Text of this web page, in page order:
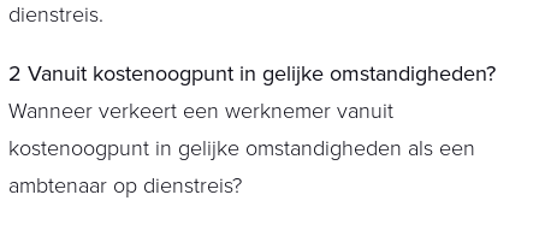
dienstreis.
2 Vanuit kostenoogpunt in gelijke omstandigheden?
Wanneer verkeert een werknemer vanuit
kostenoogpunt in gelijke omstandigheden als een
ambtenaar op dienstreis?